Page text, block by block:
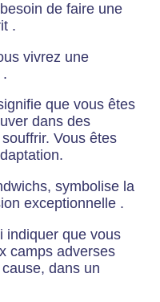
de faire une
.
vivrez une
que vous êtes
dans des
Vous êtes
symbolise la
exceptionnelle .
indiquer que vous
camps adverses
dans un